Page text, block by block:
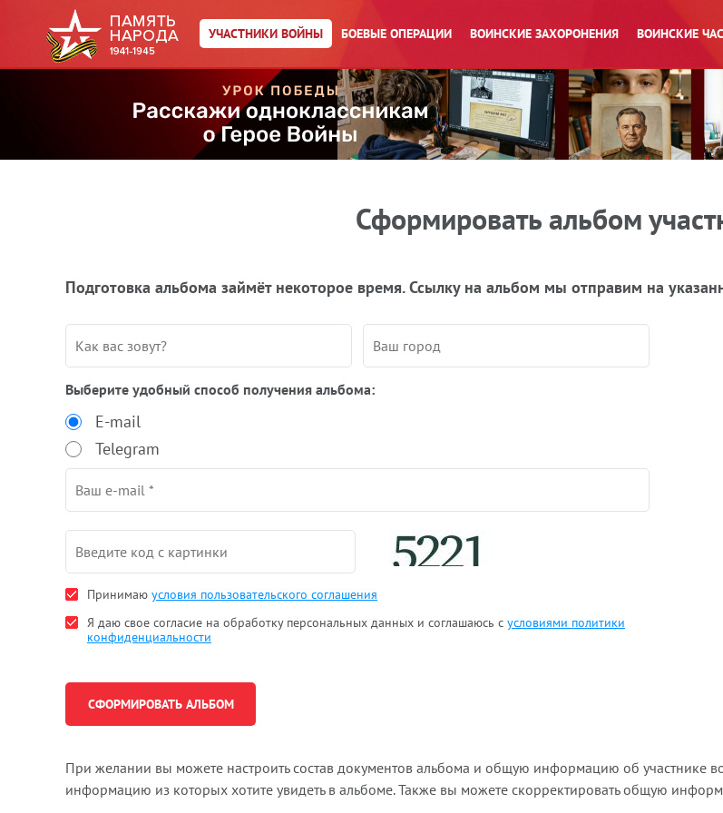
УЧАСТНИКИ ВОЙНЫ БОЕВЫЕ ОПЕРАЦИИ ВОИНСКИЕ ЗАХОРОНЕНИЯ ВОИНСКИЕ
Сформировать альбом
Подготовка альбома займёт некоторое время. Ссылку на альбом мы отправим на
Выберите удобный способ получения альбома:
E-mail
Telegram
Принимаю условия пользовательского соглашения
Я даю свое согласие на обработку персональных данных и соглашаюсь с условиями политики
конфиденциальности
При желании вы можете настроить состав документов альбома и общую информацию об участнике
информацию из которых хотите увидеть в альбоме. Также вы можете скорректировать общую